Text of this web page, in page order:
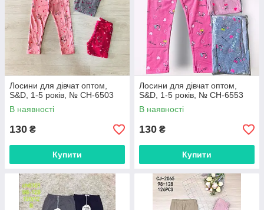
Лосини для дівчат оптом,
S&D, 1-5 років, № CH-6503
В наявності
130 ₴
Купити
Лосини для дівчат оптом,
S&D, 1-5 років, № CH-6553
В наявності
130 ₴
Купити